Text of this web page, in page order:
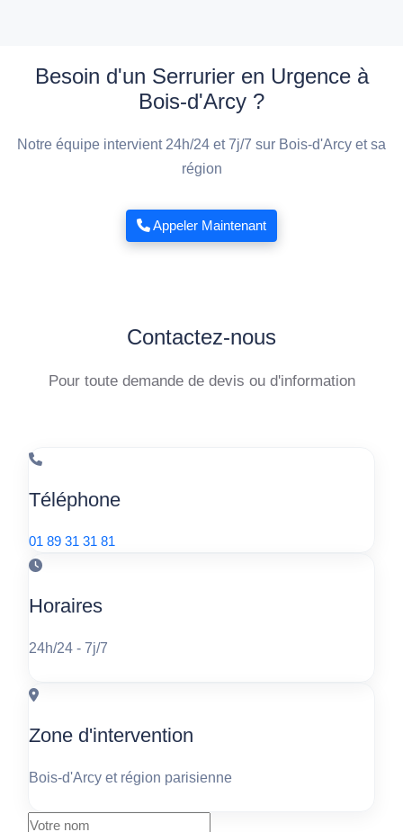
Besoin d'un Serrurier en Urgence à
Bois-d'Arcy ?
Notre équipe intervient 24h/24 et 7j/7 sur Bois-d'Arcy et sa
région
Appeler Maintenant
Contactez-nous
Pour toute demande de devis ou d'information
Téléphone
01 89 31 31 81
Horaires
24h/24 - 7j/7
Zone d'intervention
Bois-d'Arcy et région parisienne